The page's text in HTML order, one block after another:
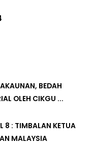
BEDAH
OLEH CIKGU ...
8 : TIMBALAN KETUA
MALAYSIA